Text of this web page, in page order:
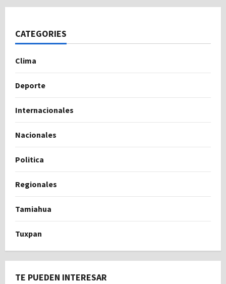
CATEGORIES
Clima
Deporte
Internacionales
Nacionales
Politica
Regionales
Tamiahua
Tuxpan
TE PUEDEN INTERESAR